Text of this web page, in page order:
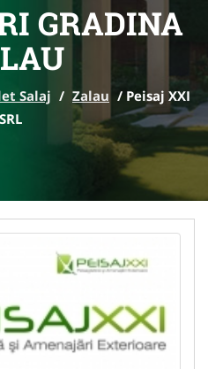
GRADINA
Salaj / Zalau / Peisaj XXI
SRL